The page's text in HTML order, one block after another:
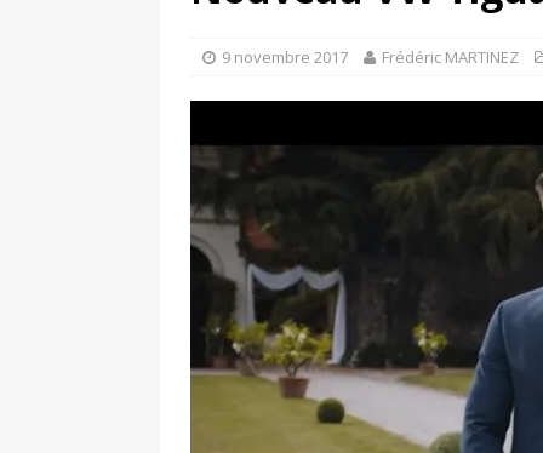
Les
[ 13 septembre 2025 ] DS
9 novembre 2017 Frédéric MARTINEZ